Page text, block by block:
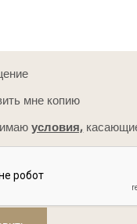
мне копию
условия,